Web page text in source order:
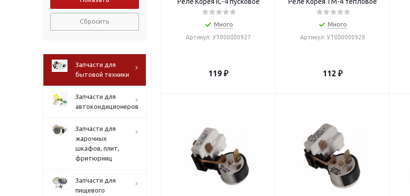
Много
Артикул: УТ000000927
119 ₽
Много
Артикул: УТ000000928
112 ₽
Сбросить
Запчасти для
бытовой техники
Запчасти для
автокондиционеров
Запчасти для
жарочных
шкафов, плит,
фритюрниц
Запчасти для
пищевого